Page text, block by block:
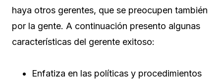
haya otros gerentes, que se preocupen también
por la gente. A continuación presento algunas
características del gerente exitoso:
Enfatiza en las políticas y procedimientos